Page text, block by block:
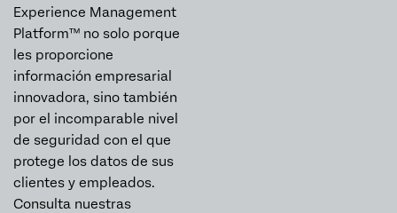
Experience Management
Platform™ no solo porque
les proporcione
información empresarial
innovadora, sino también
por el incomparable nivel
de seguridad con el que
protege los datos de sus
clientes y empleados.
Consulta nuestras